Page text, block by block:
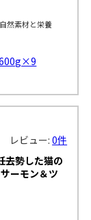
然素材と栄養
レビュー:0件
去勢した猫の
ーモン＆ツ